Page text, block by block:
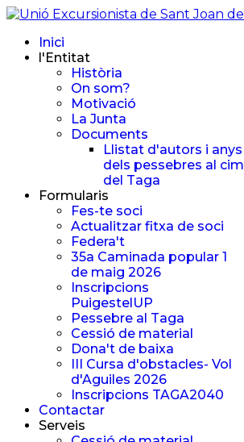
Inici
l'Entitat
Història
On som?
Motivació
La Junta
Documents
Llistat d'autors i anys
dels pessebres al cim
del Taga
Formularis
Fes-te soci
Actualitzar fitxa de soci
Federa't
35a Caminada popular 1
de maig 2026
Inscripcions
PuigestelUP
Pessebre al Taga
Cessió de material
Dona't de baixa
III Cursa d'obstacles- Vol
d'Aguiles 2026
Inscripcions TAGA2040
Contactar
Serveis